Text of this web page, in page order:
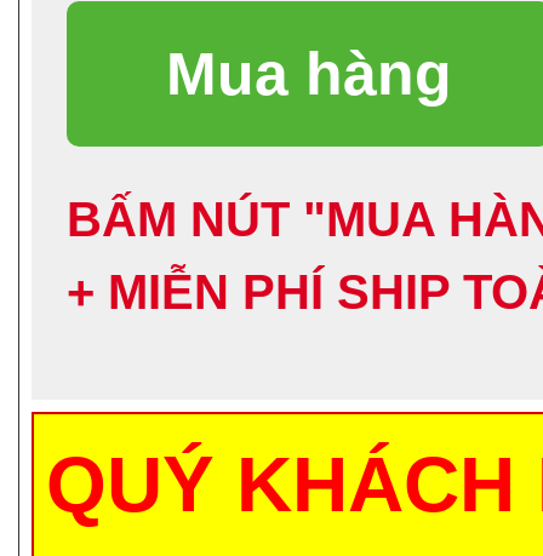
BẤM NÚT "MUA
+ MIỄN PHÍ SHIP
QUÝ